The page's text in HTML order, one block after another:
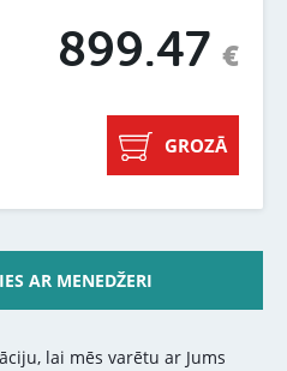
899.47 €
GROZĀ
AR MENEDŽERI
lai mēs varētu ar Jums